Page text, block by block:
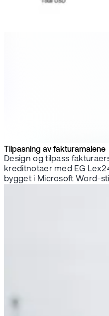
Tilpasning av fakturamalene
Design og tilpass
kreditnotaer med EG
bygget i Microsoft Word-